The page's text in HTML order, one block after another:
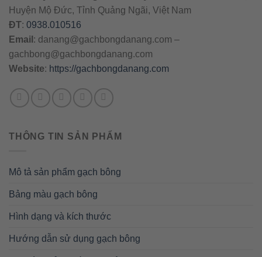
Huyện Mộ Đức, Tỉnh Quảng Ngãi, Việt Nam
ĐT: 0938.010516
Email : danang@gachbongdanang.com –
gachbong@gachbongdanang.com
Website: https://gachbongdanang.com
THÔNG TIN SẢN PHẨM
Mô tả sản phẩm gạch bông
Bảng màu gạch bông
Hình dạng và kích thước
Hướng dẫn sử dụng gạch bông